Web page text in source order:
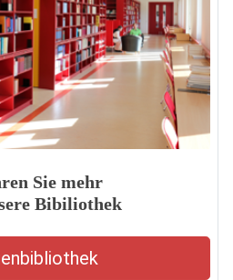
Sie mehr
Bibiliothek